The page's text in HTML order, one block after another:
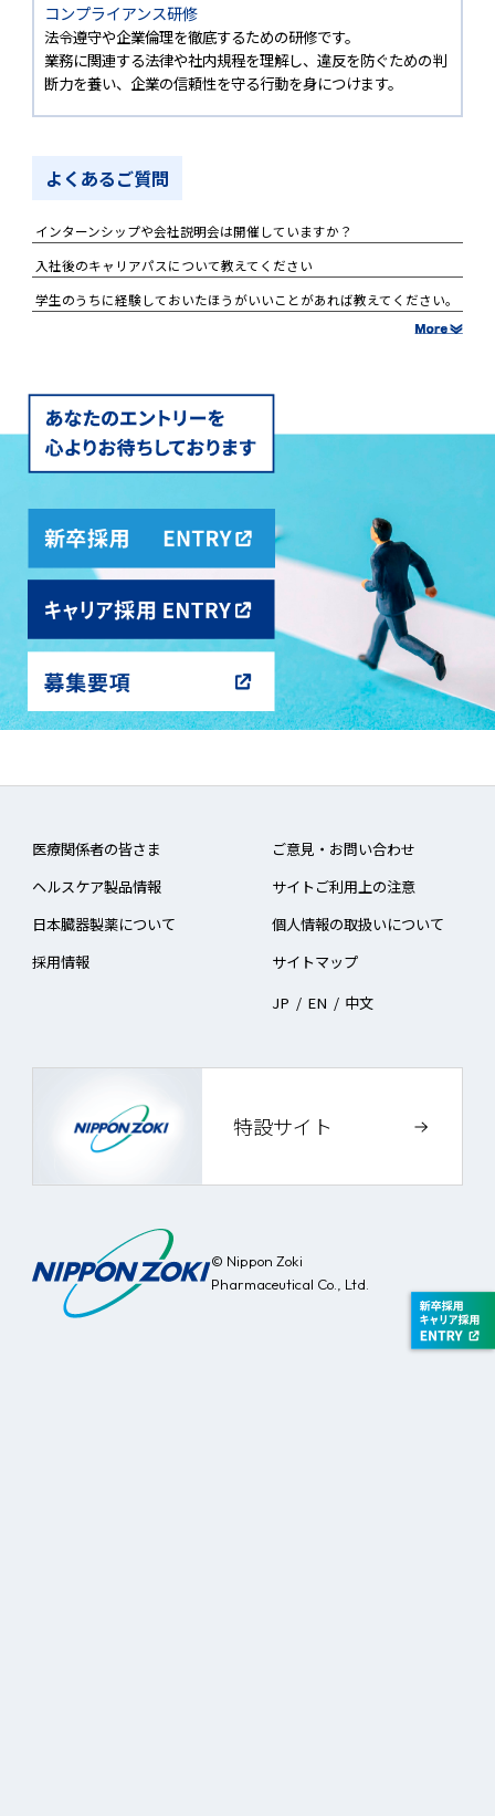
コンプライアンス研修
法令遵守や企業倫理を徹底するための研修です。
業務に関連する法律や社内規程を理解し、違反を防ぐための判
断力を養い、企業の信頼性を守る行動を身につけます。
よくあるご質問
インターンシップや会社説明会は開催していますか？
入社後のキャリアパスについて教えてください
学生のうちに経験しておいたほうがいいことがあれば教えてください。
© Nippon Zoki
Pharmaceutical Co., Ltd.
医療関係者の皆さま
ヘルスケア製品情報
日本臓器製薬について
採用情報
ご意見・お問い合わせ
サイトご利用上の注意
個人情報の取扱いについて
サイトマップ
JP / EN / 中文
特設サイト